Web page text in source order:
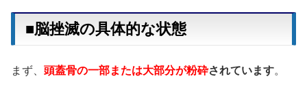
■脳挫滅の具体的な状態
まず、 頭蓋骨の一部または大部分が粉砕されています。